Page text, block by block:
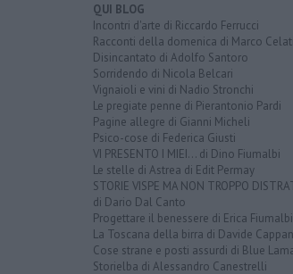
QUI BLOG
Incontri d'arte di Riccardo Ferrucci
Racconti della domenica di Marco Celati
Disincantato di Adolfo Santoro
Sorridendo di Nicola Belcari
Vignaioli e vini di Nadio Stronchi
Le pregiate penne di Pierantonio Pardi
Pagine allegre di Gianni Micheli
Psico-cose di Federica Giusti
VI PRESENTO I MIEI... di Dino Fiumalbi
Le stelle di Astrea di Edit Permay
STORIE VISPE MA NON TROPPO
di Dario Dal Canto
Progettare il benessere di Erica Fiumalbi
La Toscana della birra di Davide
Cose strane e posti assurdi di Blue
Storielba di Alessandro Canestrelli